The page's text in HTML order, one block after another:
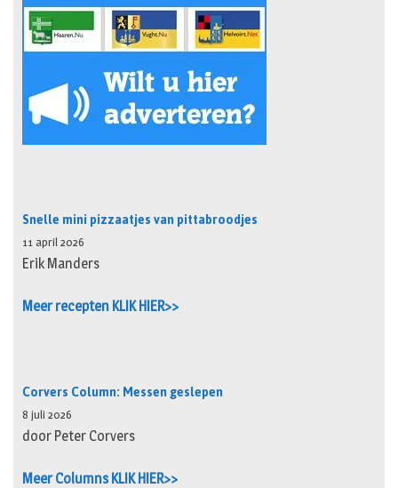
Snelle mini pizzaatjes van pittabroodjes
11 april 2026
Erik Manders
Meer recepten KLIK HIER>>
Corvers Column: Messen geslepen
8 juli 2026
door Peter Corvers
Meer Columns KLIK HIER>>